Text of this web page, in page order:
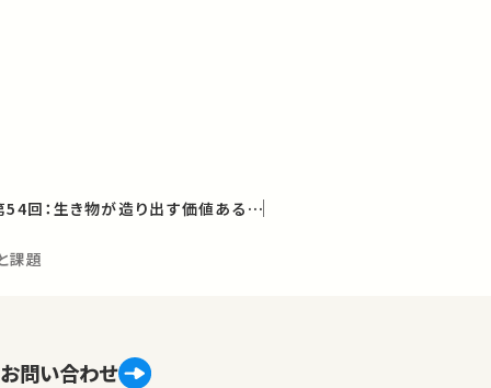
農学部公開セミナー 第54回：生き物が造り出す価値あるもの
課題
お問い合わせ